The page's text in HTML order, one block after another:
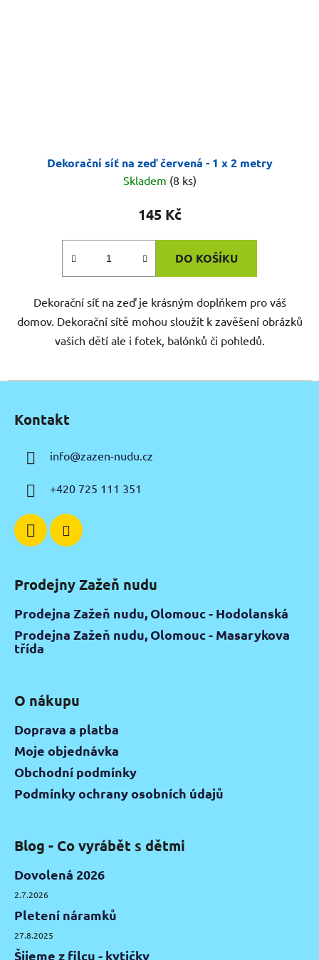
Dekorační síť na zeď červená - 1 x 2 metry
Skladem (8 ks)
145 Kč
DO KOŠÍKU
Dekorační síť na zeď je krásným doplňkem pro váš
domov. Dekorační sítě mohou sloužit k zavěšení obrázků
vašich dětí ale i fotek, balónků či pohledů.
Kontakt
info@zazen-nudu.cz
+420 725 111 351
Prodejny Zažeň nudu
Prodejna Zažeň nudu, Olomouc - Hodolanská
Prodejna Zažeň nudu, Olomouc - Masarykova
třída
O nákupu
Doprava a platba
Moje objednávka
Obchodní podmínky
Podmínky ochrany osobních údajů
Blog - Co vyrábět s dětmi
Dovolená 2026
2.7.2026
Pletení náramků
27.8.2025
Šijeme z filcu - kytičky